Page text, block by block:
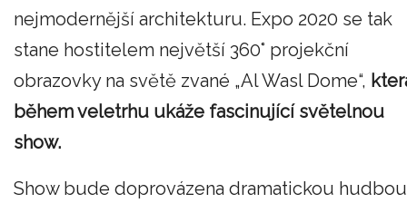
nejmodernější architekturu. Expo 2020 se tak
stane hostitelem největší 360° projekční
obrazovky na světě zvané „Al Wasl Dome“,
během veletrhu ukáže fascinující světelnou
show.
Show bude doprovázena dramatickou